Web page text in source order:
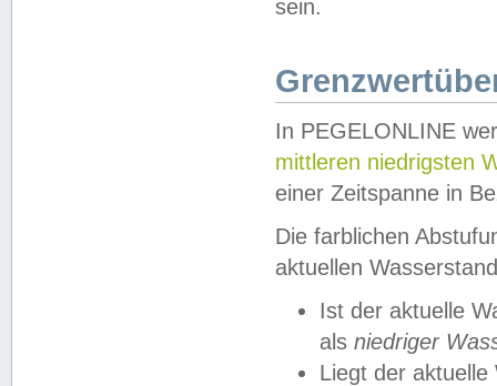
sein.
In PEGELONLINE
mittleren niedrigsten
einer Zeitspanne in
Die farblichen
aktuellen
Ist der aktuelle
als niedriger
Liegt der